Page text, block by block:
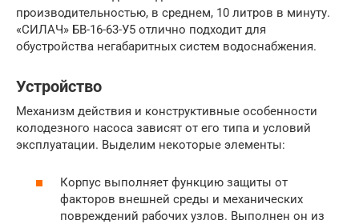
производительностью, в среднем, 10 литров в минуту.
«СИЛАЧ» БВ-16-63-У5 отлично подходит для
обустройства негабаритных систем водоснабжения.
Устройство
Механизм действия и конструктивные особенности
колодезного насоса зависят от его типа и условий
эксплуатации. Выделим некоторые элементы:
Корпус выполняет функцию защиты от
факторов внешней среды и механических
повреждений рабочих узлов. Выполнен он из